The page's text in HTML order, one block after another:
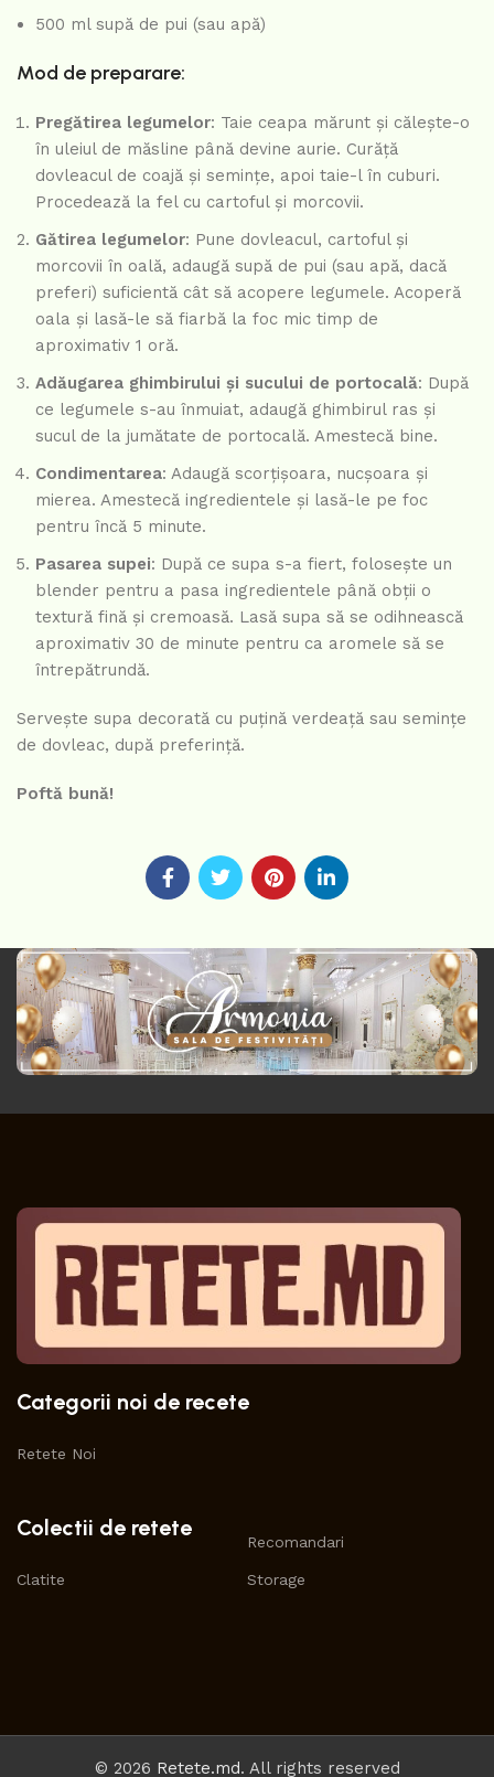
500 ml supă de pui (sau apă)
Mod de preparare:
Pregătirea legumelor: Taie ceapa mărunt și călește-o
în uleiul de măsline până devine aurie. Curăță
dovleacul de coajă și semințe, apoi taie-l în cuburi.
Procedează la fel cu cartoful și morcovii.
Gătirea legumelor: Pune dovleacul, cartoful și
morcovii în oală, adaugă supă de pui (sau apă, dacă
preferi) suficientă cât să acopere legumele. Acoperă
oala și lasă-le să fiarbă la foc mic timp de
aproximativ 1 oră.
Adăugarea ghimbirului și sucului de portocală: După
ce legumele s-au înmuiat, adaugă ghimbirul ras și
sucul de la jumătate de portocală. Amestecă bine.
Condimentarea: Adaugă scorțișoara, nucșoara și
mierea. Amestecă ingredientele și lasă-le pe foc
pentru încă 5 minute.
Pasarea supei: După ce supa s-a fiert, folosește un
blender pentru a pasa ingredientele până obții o
textură fină și cremoasă. Lasă supa să se odihnească
aproximativ 30 de minute pentru ca aromele să se
întrepătrundă.
Servește supa decorată cu puțină verdeață sau semințe
de dovleac, după preferință.
Poftă bună!
Categorii noi de recete
Retete Noi
Colectii de retete
Clatite
Recomandari
Storage
© 2026 Retete.md. All rights reserved